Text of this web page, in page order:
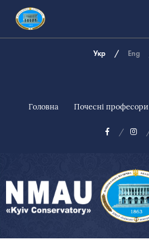
Укр Eng
Головна Почесні професори